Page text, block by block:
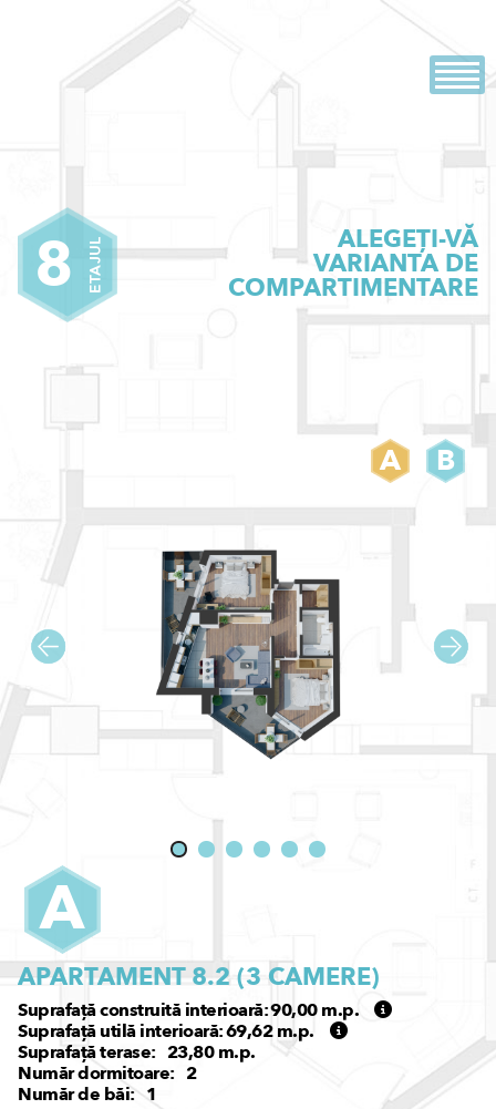
Dezvoltator imobiliar
ALEGEȚI-VĂ
VARIANTA DE
COMPARTIMENTARE
8 ETAJUL
A B
A
APARTAMENT 8.2 (3 CAMERE)
Suprafață construită interioară:90,00m.p.
Suprafață utilă interioară:69,62m.p.
Suprafață terase: 23,80m.p.
Număr dormitoare: 2
Număr de băi: 1